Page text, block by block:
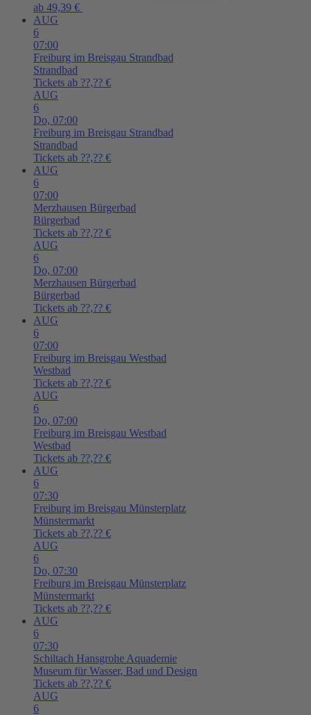
ab 49,39 €
AUG
6
07:00
Freiburg im Breisgau Strandbad
Strandbad
Tickets ab ??,?? €
AUG
6
Do, 07:00
Freiburg im Breisgau Strandbad
Strandbad
Tickets ab ??,?? €
AUG
6
07:00
Merzhausen Bürgerbad
Bürgerbad
Tickets ab ??,?? €
AUG
6
Do, 07:00
Merzhausen Bürgerbad
Bürgerbad
Tickets ab ??,?? €
AUG
6
07:00
Freiburg im Breisgau Westbad
Westbad
Tickets ab ??,?? €
AUG
6
Do, 07:00
Freiburg im Breisgau Westbad
Westbad
Tickets ab ??,?? €
AUG
6
07:30
Freiburg im Breisgau Münsterplatz
Münstermarkt
Tickets ab ??,?? €
AUG
6
Do, 07:30
Freiburg im Breisgau Münsterplatz
Münstermarkt
Tickets ab ??,?? €
AUG
6
07:30
Schiltach Hansgrohe Aquademie
Museum für Wasser, Bad und Design
Tickets ab ??,?? €
AUG
6